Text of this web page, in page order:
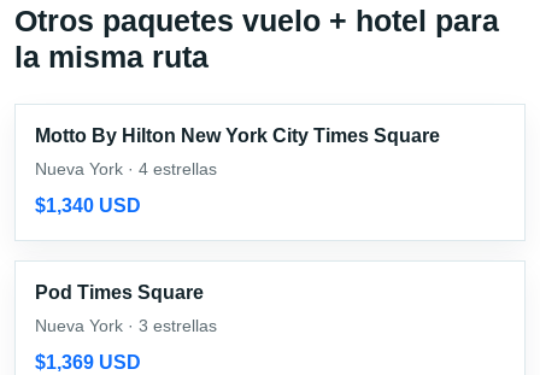
Otros paquetes vuelo + hotel para
la misma ruta
Motto By Hilton New York City Times Square
Nueva York · 4 estrellas
$1,340 USD
Pod Times Square
Nueva York · 3 estrellas
$1,369 USD